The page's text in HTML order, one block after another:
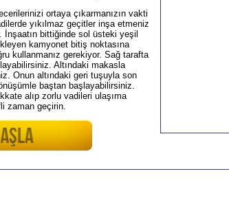
ortaya çıkarmanızın vakti
yıkılmaz geçitler inşa etmeniz
İnşaatın bittiğinde sol üsteki yeşil
kamyonet bitiş noktasına
kullanmanız gerekiyor. Sağ tarafta
Altındaki makasla
Onun altındaki geri tuşuyla son
baştan başlayabilirsiniz.
alıp zorlu vadileri ulaşıma
zaman geçirin.